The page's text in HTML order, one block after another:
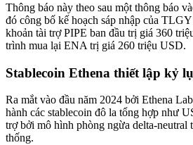
Thông báo này theo sau một thông báo
đó công bố kế hoạch sáp nhập của
khoản tài trợ PIPE ban đầu trị giá 360
trình mua lại ENA trị giá 260 triệu USD.
Stablecoin Ethena thiết lập kỷ
Ra mắt vào đầu năm 2024 bởi Ethena
hành các stablecoin đô la tổng hợp như
trợ bởi mô hình phòng ngừa delta-neutral
thống.